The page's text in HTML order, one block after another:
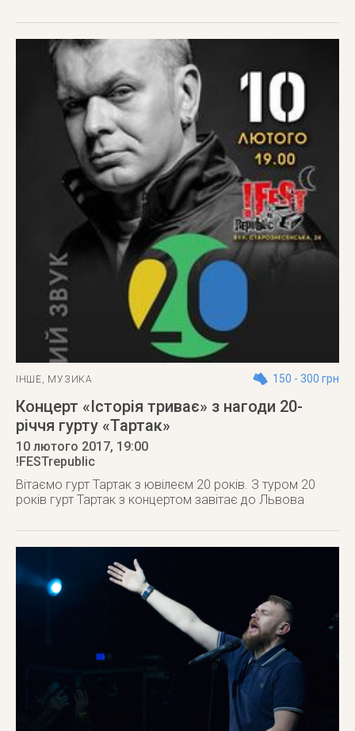
ІНШЕ, МУЗИКА 150 - 300 грн
Концерт «Історія триває» з нагоди 20-
річчя гурту «Тартак»
10 лютого 2017, 19:00
!FESTrepublic
Вітаємо гурт Тартак з ювілеєм 20 років. З туром 20
років гурт Тартак з концертом завітає до Львова